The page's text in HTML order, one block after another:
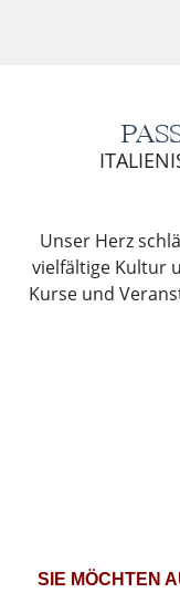
Unser Herz
vielfältige Kultur
Kurse und
SIE MÖCHTEN